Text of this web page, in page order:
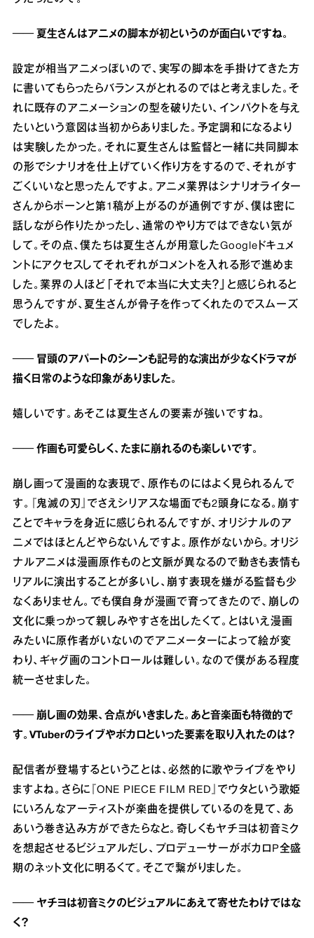
── 夏生さんはアニメの脚本が初というのが面白いですね。
設定が相当アニメっぽいので、実写の脚本を手掛けてきた方
に書いてもらったらバランスがとれるのではと考えました。そ
れに既存のアニメーションの型を破りたい、インパクトを与え
たいという意図は当初からありました。予定調和になるより
は実験したかった。それに夏生さんは監督と一緒に共同脚本
の形でシナリオを仕上げていく作り方をするので、それがす
ごくいいなと思ったんですよ。アニメ業界はシナリオライター
さんからポーンと第1稿が上がるのが通例ですが、僕は密に
話しながら作りたかったし、通常のやり方ではできない気が
して。その点、僕たちは夏生さんが用意したGoogleドキュメ
ントにアクセスしてそれぞれがコメントを入れる形で進めま
した。業界の人ほど「それで本当に大丈夫？」と感じられると
思うんですが、夏生さんが骨子を作ってくれたのでスムーズ
でしたよ。
── 冒頭のアパートのシーンも記号的な演出が少なくドラマが
描く日常のような印象がありました。
嬉しいです。あそこは夏生さんの要素が強いですね。
── 作画も可愛らしく、たまに崩れるのも楽しいです。
崩し画って漫画的な表現で、原作ものにはよく見られるんで
す。『鬼滅の刃』でさえシリアスな場面でも2頭身になる。崩す
ことでキャラを身近に感じられるんですが、オリジナルのア
ニメではほとんどやらないんですよ。原作がないから。オリジ
ナルアニメは漫画原作ものと文脈が異なるので動きも表情も
リアルに演出することが多いし、崩す表現を嫌がる監督も少
なくありません。でも僕自身が漫画で育ってきたので、崩しの
文化に乗っかって親しみやすさを出したくて。とはいえ漫画
みたいに原作者がいないのでアニメーターによって絵が変
わり、ギャグ画のコントロールは難しい。なので僕がある程度
統一させました。
── 崩し画の効果、合点がいきました。あと音楽面も特徴的で
す。VTuberのライブやボカロといった要素を取り入れたのは？
配信者が登場するということは、必然的に歌やライブをやり
ますよね。さらに『ONE PIECE FILM RED』でウタという歌姫
にいろんなアーティストが楽曲を提供しているのを見て、あ
あいう巻き込み方ができたらなと。奇しくもヤチヨは初音ミク
を想起させるビジュアルだし、プロデューサーがボカロP全盛
期のネット文化に明るくて。そこで繋がりました。
── ヤチヨは初音ミクのビジュアルにあえて寄せたわけではな
く？